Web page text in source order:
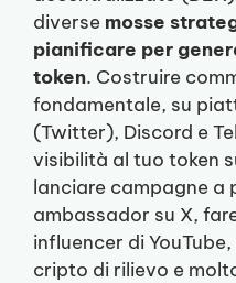
diverse mosse
pianificare per
token. Costruire
fondamentale, su
(Twitter), Discord e
visibilità al tuo token
lanciare campagne a
ambassador su X,
influencer di
cripto di rilievo e